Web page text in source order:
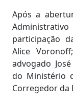
Após a
participação
Alice
advogado
do Ministério
Corregedor da